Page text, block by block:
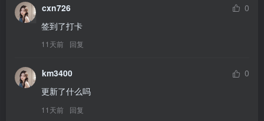
cxn726
0
签到了打卡
11天前 回复
km3400
0
更新了什么吗
11天前 回复